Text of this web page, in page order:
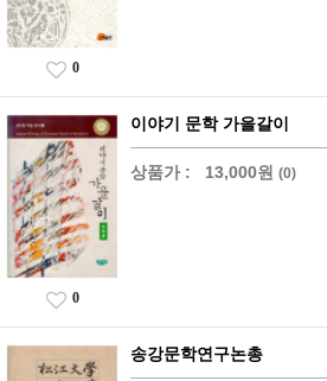
0
이야기 문학 가을갈이
상품가 : 13,000원 (0)
0
송강문학연구논총